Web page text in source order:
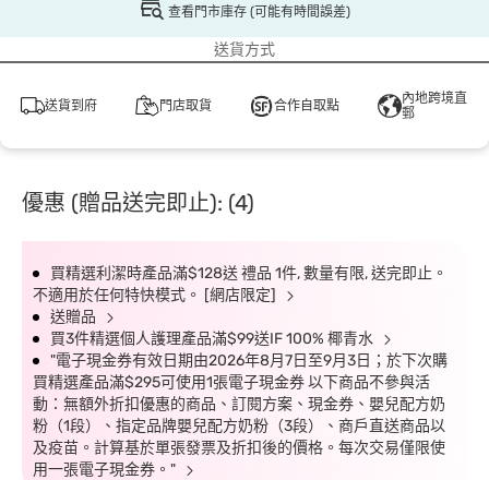
查看門市庫存 (可能有時間誤差)
送貨方式
送貨到府 門店取貨 合作自取點
內地跨境直
郵
優惠 (贈品送完即止): (4)
買精選利潔時產品滿$128送 禮品 1件, 數量有限, 送完即止。
不適用於任何特快模式。 [網店限定]
送贈品
買3件精選個人護理產品滿$99送IF 100% 椰青水
"電子現金券有效日期由2026年8月7日至9月3日；於下次購
買精選產品滿$295可使用1張電子現金券 以下商品不參與活
動：無額外折扣優惠的商品、訂閱方案、現金券、嬰兒配方奶
粉（1段）、指定品牌嬰兒配方奶粉（3段）、商戶直送商品以
及疫苗。計算基於單張發票及折扣後的價格。每次交易僅限使
用一張電子現金券。"